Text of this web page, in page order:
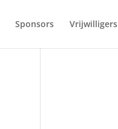
Sponsors Vrijwilligers